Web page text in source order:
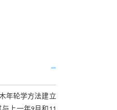
年轮学方法建立